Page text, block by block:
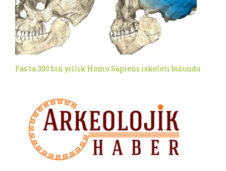
Fas'ta 300 bin yıllık Homo Sapiens iskeleti bulundu